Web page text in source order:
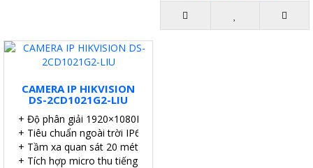
CAMERA IP HIKVISION
DS-2CD1021G2-LIU
+ Độ phân giải 1920×1080P.
+ Tiêu chuẩn ngoài trời IP67.
+ Tầm xa quan sát 20 mét.
+ Tích hợp micro thu tiếng.